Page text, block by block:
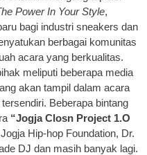
Power In Your Style,
bagi industri sneakers dan
berbagai komunitas
acara yang berkualitas.
meliputi beberapa media
akan tampil dalam acara
Beberapa bintang
“Jogja Closn Project 1.O
Hip-hop Foundation, Dr.
DJ dan masih banyak lagi.